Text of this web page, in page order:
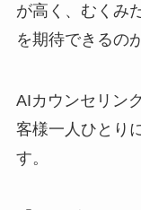
が高く、むくみ
を期待できるの
AIカウンセリン
客様一人ひとり
す。